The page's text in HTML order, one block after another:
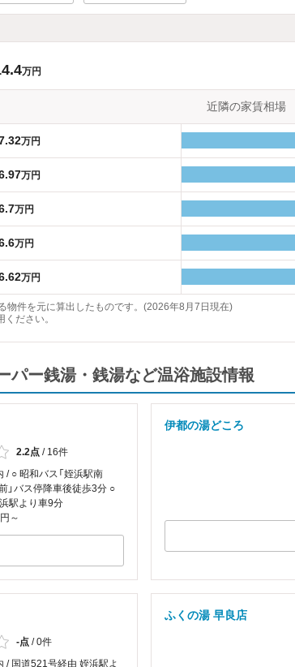
万円
近隣の家賃相場
万円
万円
万円
万円
万円
物件を元に算出したものです。(2026年8月7日現在)
ださい。
パー銭湯・銭湯など温浴施設情報
2.2点 / 16件
/ ○ 昭和バス「姪浜駅南
」バス停降車後徒歩3分 ○
駅より車9分
～
伊都の湯どころ
-点 /0件
/ 国道521号経由 姪浜駅よ
ふくの湯 早良店